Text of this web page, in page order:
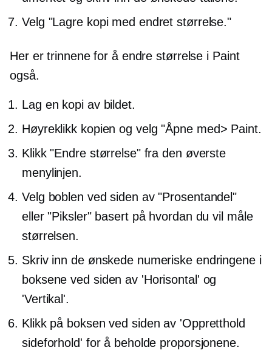
Velg "Lagre kopi med endret størrelse."
Her er trinnene for å endre størrelse i Paint
også.
Lag en kopi av bildet.
Høyreklikk kopien og velg "Åpne med> Paint.
Klikk "Endre størrelse" fra den øverste
menylinjen.
Velg boblen ved siden av "Prosentandel"
eller "Piksler" basert på hvordan du vil måle
størrelsen.
Skriv inn de ønskede numeriske endringene i
boksene ved siden av 'Horisontal' og
'Vertikal'.
Klikk på boksen ved siden av 'Oppretthold
sideforhold' for å beholde proporsjonene.